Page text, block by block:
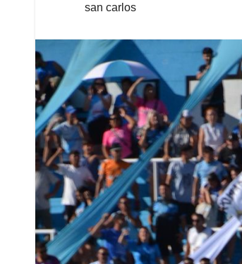
san carlos